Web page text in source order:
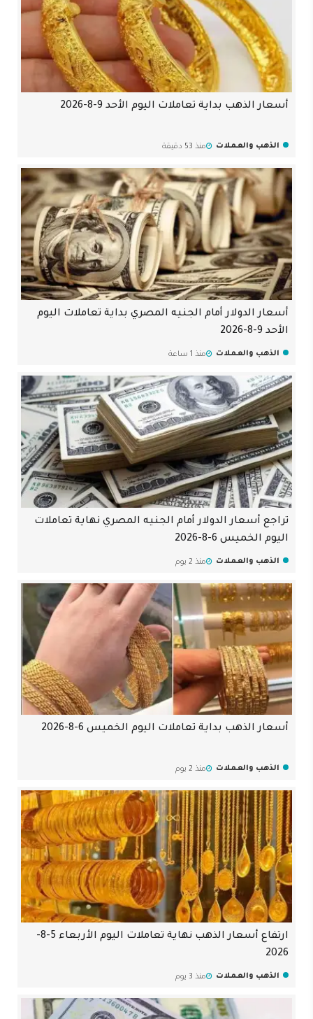
أسعار الذهب بداية تعاملات اليوم الأحد 9-8-2026
الذهب والعملات منذ 53 دقيقة
أسعار الدولار أمام الجنيه المصري بداية تعاملات اليوم
الأحد 9-8-2026
الذهب والعملات منذ 1 ساعة
تراجع أسعار الدولار أمام الجنيه المصري نهاية تعاملات
اليوم الخميس 6-8-2026
الذهب والعملات منذ 2 يوم
أسعار الذهب بداية تعاملات اليوم الخميس 6-8-2026
الذهب والعملات منذ 2 يوم
ارتفاع أسعار الذهب نهاية تعاملات اليوم الأربعاء 5-8-
2026
الذهب والعملات منذ 3 يوم